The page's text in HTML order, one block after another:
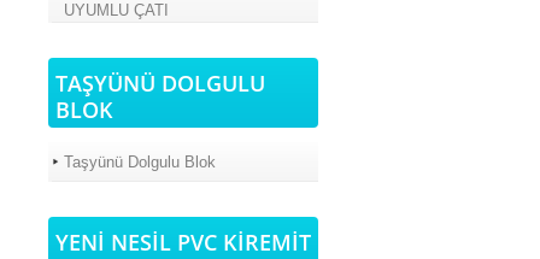
UYUMLU ÇATI
TAŞYÜNÜ DOLGULU
BLOK
Taşyünü Dolgulu Blok
YENİ NESİL PVC KİREMİT